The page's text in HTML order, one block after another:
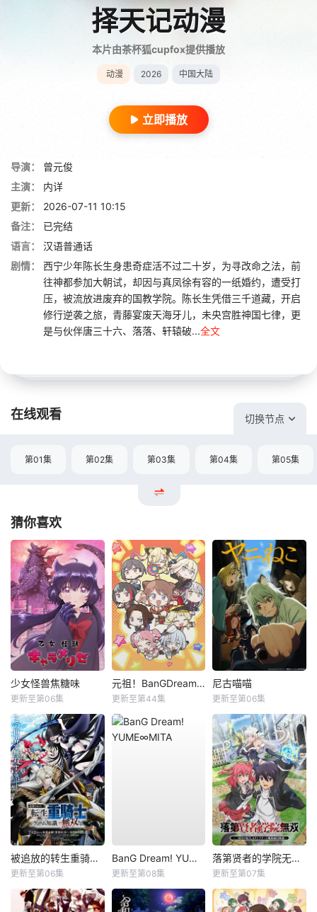
择天记动漫
本片由茶杯狐cupfox提供播放
动漫 2026 中国大陆
立即播放
导演：
曾元俊
主演：
内详
更新：
2026-07-11 10:15
备注：
已完结
语言：
汉语普通话
剧情：
西宁少年陈长生身患奇症活不过二十岁，为寻改命之法，前
往神都参加大朝试，却因与真凤徐有容的一纸婚约，遭受打
压，被流放进废弃的国教学院。陈长生凭借三千道藏，开启
修行逆袭之旅，青藤宴废天海牙儿，未央宫胜神国七律，更
是与伙伴唐三十六、落落、轩辕破...全文
在线观看 切换节点
第01集 第02集 第03集 第04集 第05集
猜你喜欢
少女怪兽焦糖味
更新至第06集
元祖！BanGDream酱
更新至第44集
尼古喵喵
更新至第06集
被追放的转生重骑士用游戏知识开无双
更新至第06集
BanG Dream! YUME∞MITA
更新至第08集
落第贤者的学院无双第二回转生，S等级作弊魔术师冒险记
更新至第07集